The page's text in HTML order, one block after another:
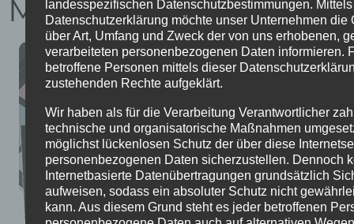
MIKROZEMENT
landesspezifischen Datenschutzbestimmungen.
Datenschutzerklärung möchte unser Unternehmen die
über Art, Umfang und Zweck der von uns erhobenen,
verarbeiteten personenbezogenen Daten informieren.
betroffene Personen mittels dieser
zustehenden Rechte aufgeklärt.
Wir haben als für die Verarbeitung Verantwortlicher
technische und organisatorische Maßnahmen
möglichst lückenlosen Schutz der über diese
personenbezogenen Daten sicherzustellen. Dennoch
Internetbasierte Datenübertragungen grundsätzlich
aufweisen, sodass ein absoluter Schutz nicht
kann. Aus diesem Grund steht es jeder betroffenen